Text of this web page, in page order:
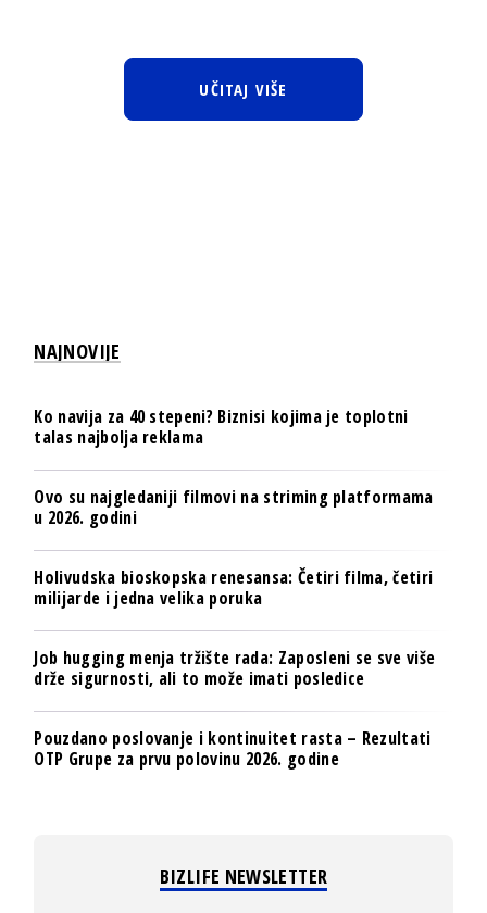
UČITAJ VIŠE
NAJNOVIJE
Ko navija za 40 stepeni? Biznisi kojima je toplotni
talas najbolja reklama
Ovo su najgledaniji filmovi na striming platformama
u 2026. godini
Holivudska bioskopska renesansa: Četiri filma, četiri
milijarde i jedna velika poruka
Job hugging menja tržište rada: Zaposleni se sve više
drže sigurnosti, ali to može imati posledice
Pouzdano poslovanje i kontinuitet rasta – Rezultati
OTP Grupe za prvu polovinu 2026. godine
BIZLIFE NEWSLETTER